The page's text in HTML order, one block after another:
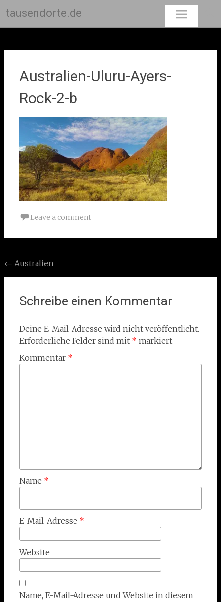
tausendorte.de
Australien-Uluru-Ayers-
Rock-2-b
Leave a comment
Post
navigation
← Australien
Schreibe einen Kommentar
Deine E-Mail-Adresse wird nicht veröffentlicht.
Erforderliche Felder sind mit * markiert
Kommentar *
Name *
E-Mail-Adresse *
Website
Name, E-Mail-Adresse und Website in diesem